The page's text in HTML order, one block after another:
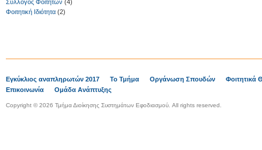
Σύλλογος Φοιτητών (4)
Φοιτητική Ιδιότητα (2)
Εγκύκλιος αναπληρωτών 2017 Το Τμήμα Οργάνωση Σπουδών
Φοιτητικά
Επικοινωνία
Ομάδα Ανάπτυξης
Copyright © 2026 Τμήμα Διοίκησης Συστημάτων Εφοδιασμού. All rights reserved.